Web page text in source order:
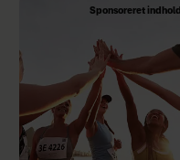
Sponsoreret indhold